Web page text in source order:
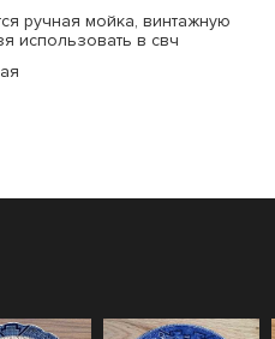
ручная мойка, винтажную
использовать в свч